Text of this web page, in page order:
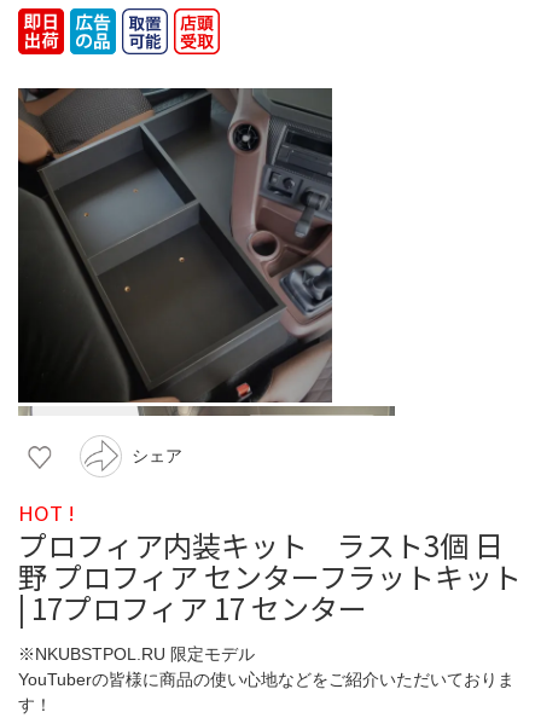
シェア
HOT !
プロフィア内装キット ラスト3個 日
野 プロフィア センターフラットキット
| 17プロフィア 17 センター
※NKUBSTPOL.RU 限定モデル
YouTuberの皆様に商品の使い心地などをご紹介いただいておりま
す！